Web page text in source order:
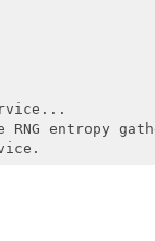
entropy